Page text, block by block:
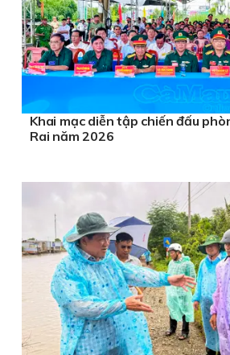
Khai mạc diễn tập chiến đấu
Rai năm 2026